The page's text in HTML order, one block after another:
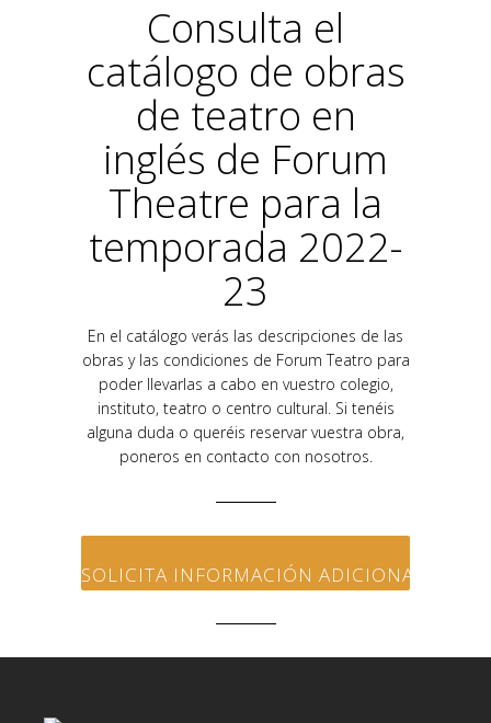
Consulta el
catálogo de obras
de teatro en
inglés de Forum
Theatre para la
temporada 2022-
23
En el catálogo verás las descripciones de las
obras y las condiciones de Forum Teatro para
poder llevarlas a cabo en vuestro colegio,
instituto, teatro o centro cultural. Si tenéis
alguna duda o queréis reservar vuestra obra,
poneros en contacto con nosotros.
SOLICITA INFORMACIÓN ADICIONAL DE